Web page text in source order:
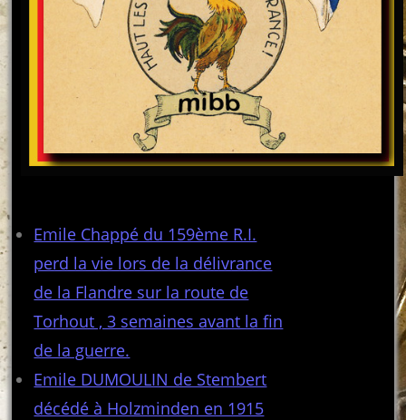
Emile Chappé du 159ème R.I.
perd la vie lors de la délivrance
de la Flandre sur la route de
Torhout , 3 semaines avant la fin
de la guerre.
Emile DUMOULIN de Stembert
décédé à Holzminden en 1915